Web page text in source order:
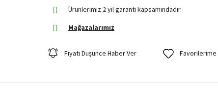
Ürünlerimiz 2 yıl garanti kapsamındadır.
Mağazalarımız
Fiyatı Düşünce Haber Ver